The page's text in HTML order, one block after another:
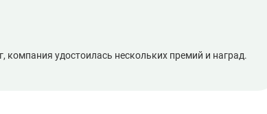
удостоилась нескольких премий и наград.